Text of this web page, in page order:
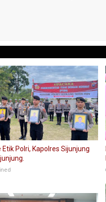
Polri, Kapolres Sijunjung